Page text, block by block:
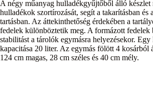
A négy műanyag hulladékgyűjtőből álló készlet
hulladékok szortírozását, segít a takarításban és
tartásban. Az áttekinthetőség érdekében a
fedelek különböztetik meg. A formázott fedelek
stabilitást a tárolók egymásra helyezésekor. Egy
kapacitása 20 liter. Az egymás fölött 4 kosárból
124 cm magas, 28 cm széles és 40 cm mély.